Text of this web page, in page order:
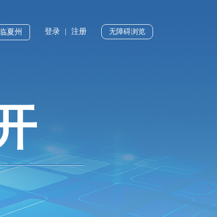
无障碍浏览
登录 | 注册
夏州